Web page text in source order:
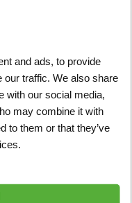
and ads, to provide
our traffic. We also share
with our social media,
may combine it with
to them or that they’ve